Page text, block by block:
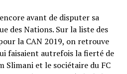
avant de disputer sa
des Nations. Sur la liste des
la CAN 2019, on retrouve
faisaient autrefois la fierté de
Slimani et le sociétaire du FC